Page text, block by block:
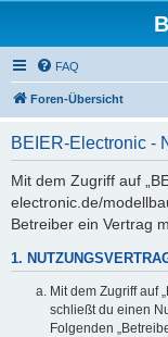
FAQ
Foren-Übersicht
BEIER-Electronic -
Mit dem Zugriff auf
electronic.de/
Betreiber ein Vertrag
1.
Mit dem Zugriff auf
schließt du einen
Folgenden